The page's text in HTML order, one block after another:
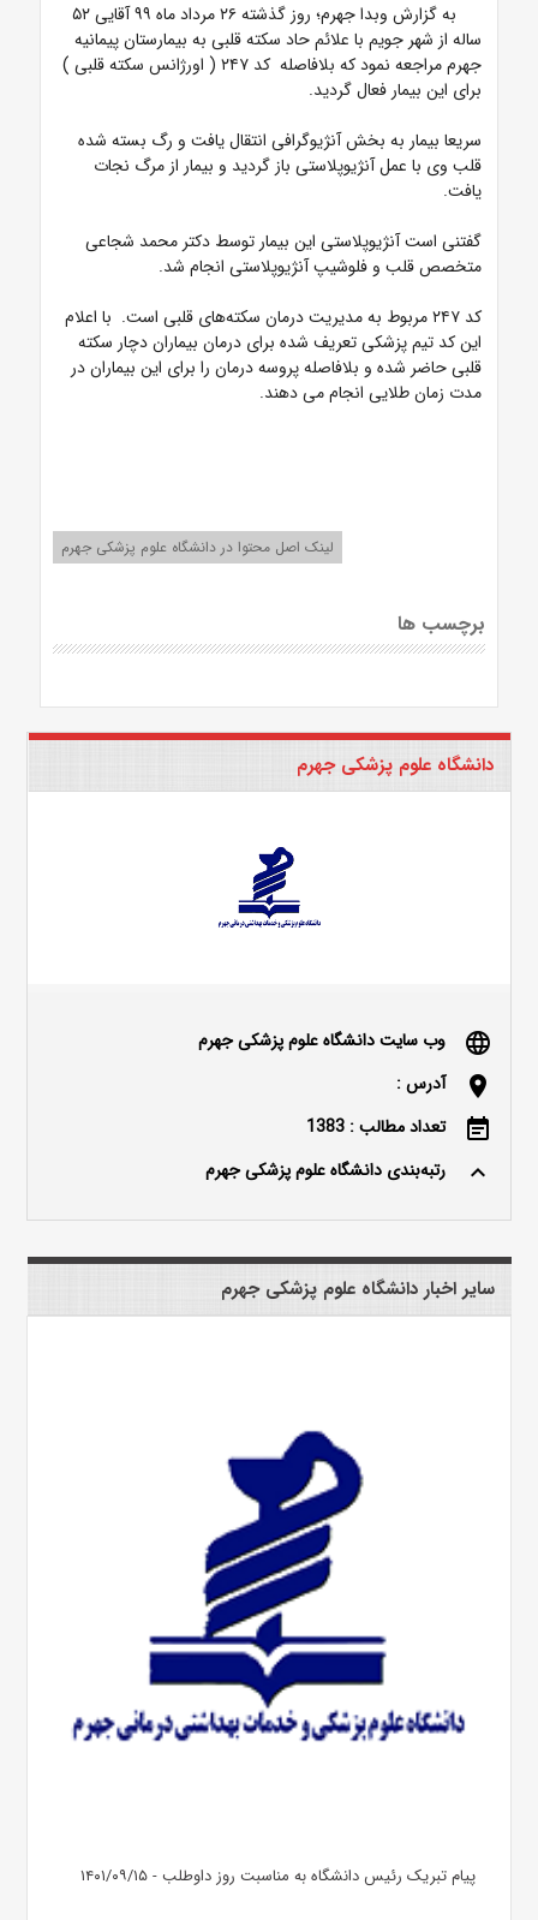
به گزارش وبدا جهرم؛ روز گذشته ۲۶ مرداد ماه ۹۹ آقایی ۵۲
ساله از شهر جویم با علائم حاد سکته قلبی به بیمارستان پیمانیه
جهرم مراجعه نمود که بلافاصله کد ۲۴۷ ( اورژانس سکته قلبی )
برای این بیمار فعال گردید.
سریعا بیمار به بخش آنژیوگرافی انتقال یافت و رگ بسته شده
قلب وی با عمل آنژیوپلاستی باز گردید و بیمار از مرگ نجات
یافت.
گفتنی است آنژیوپلاستی این بیمار توسط دکتر محمد شجاعی
متخصص قلب و فلوشیپ آنژیوپلاستی انجام شد.
کد ۲۴۷ مربوط به مدیریت درمان سکته‌های قلبی است. با اعلام
این کد تیم پزشکی تعریف شده برای درمان بیماران دچار سکته
قلبی حاضر شده و بلافاصله پروسه درمان را برای این بیماران در
مدت زمان طلایی انجام می دهند.
لینک اصل محتوا در دانشگاه علوم پزشکی جهرم
برچسب ها
دانشگاه علوم پزشکی جهرم
language وب سایت دانشگاه علوم پزشکی جهرم
location_on آدرس :
event_note تعداد مطالب : 1383
keyboard_arrow_up رتبه‌بندی دانشگاه علوم پزشکی جهرم
سایر اخبار دانشگاه علوم پزشکی جهرم
پیام تبریک رئیس دانشگاه به مناسبت روز داوطلب - ۱۴۰۱/۰۹/۱۵